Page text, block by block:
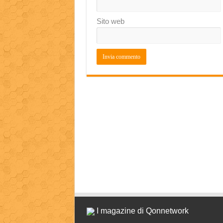
Sito web
I magazine di Qonnetwork